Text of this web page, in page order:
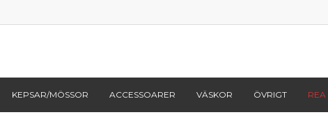
KEPSAR/MÖSSOR ACCESSOARER VÄSKOR ÖVRIGT REA